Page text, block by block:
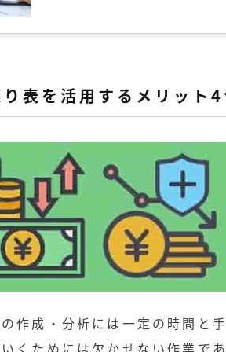
表を活用するメリット4
作成・分析には一定の時間と
くためには欠かせない作業で